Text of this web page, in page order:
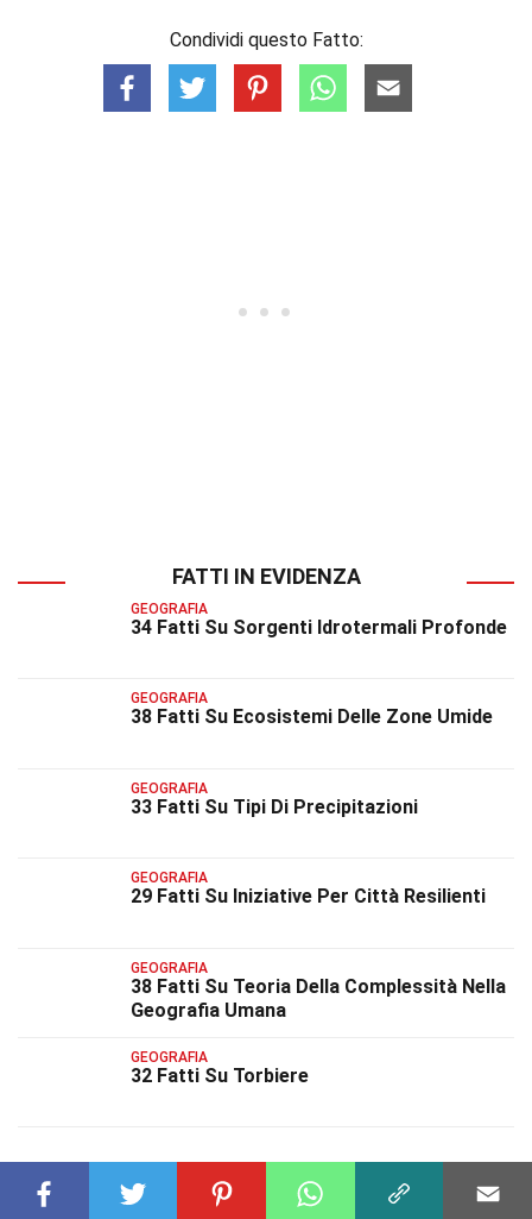
Condividi questo Fatto:
FATTI IN EVIDENZA
GEOGRAFIA
34 Fatti Su Sorgenti Idrotermali Profonde
GEOGRAFIA
38 Fatti Su Ecosistemi Delle Zone Umide
GEOGRAFIA
33 Fatti Su Tipi Di Precipitazioni
GEOGRAFIA
29 Fatti Su Iniziative Per Città Resilienti
GEOGRAFIA
38 Fatti Su Teoria Della Complessità Nella
Geografia Umana
GEOGRAFIA
32 Fatti Su Torbiere